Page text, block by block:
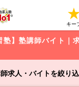
キー
塾】塾講師バイト｜
師求人・バイトを絞り込